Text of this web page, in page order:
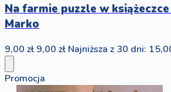
Na farmie puzzle w
Marko
9,00 zł 9,00 zł Najniższa z 30 dni:
Promocja